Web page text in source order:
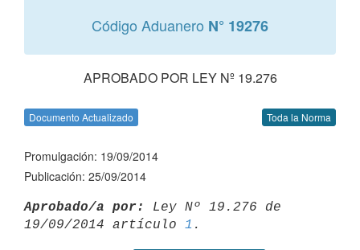
Código Aduanero N° 19276
APROBADO POR LEY Nº 19.276
Documento Actualizado Toda la Norma
Promulgación: 19/09/2014
Publicación: 25/09/2014
Aprobado/a por:
Ley Nº 19.276 de
19/09/2014 artículo 1